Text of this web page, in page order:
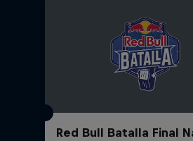
Red Bull Batalla Final